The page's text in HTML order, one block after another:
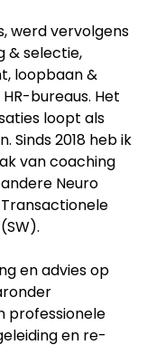
werd vervolgens
& selectie,
loopbaan &
bureaus. Het
loopt als
Sinds 2018 heb ik
van coaching
Neuro
en advies op
professionele
en re-